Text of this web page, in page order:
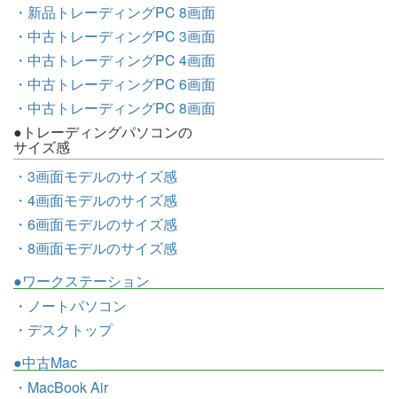
・新品トレーディングPC 8画面
・中古トレーディングPC 3画面
・中古トレーディングPC 4画面
・中古トレーディングPC 6画面
・中古トレーディングPC 8画面
●トレーディングパソコンの
サイズ感
・3画面モデルのサイズ感
・4画面モデルのサイズ感
・6画面モデルのサイズ感
・8画面モデルのサイズ感
●ワークステーション
・ノートパソコン
・デスクトップ
●中古Mac
・MacBook Air